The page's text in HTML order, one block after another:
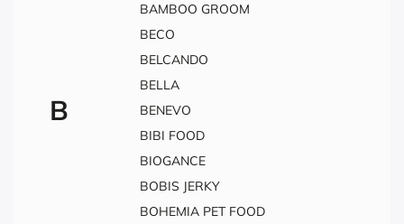
B
BAMBOO GROOM
BECO
BELCANDO
BELLA
BENEVO
BIBI FOOD
BIOGANCE
BOBIS JERKY
BOHEMIA PET FOOD